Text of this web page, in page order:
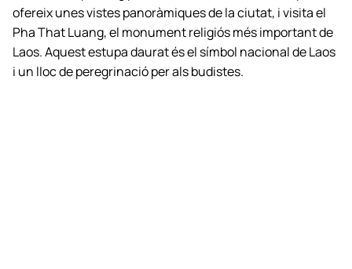
ofereix unes vistes panoràmiques de la ciutat, i visita el
Pha That Luang, el monument religiós més important de
Laos. Aquest estupa daurat és el símbol nacional de Laos
i un lloc de peregrinació per als budistes.